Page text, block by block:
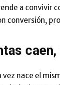
a convivir
conversión,
nace el